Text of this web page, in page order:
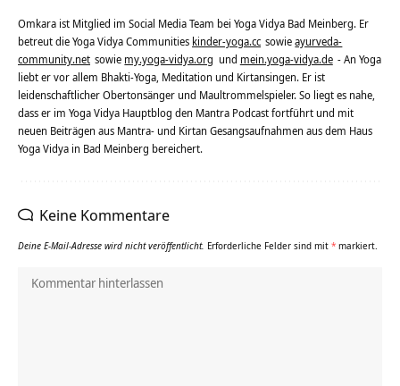
Omkara ist Mitglied im Social Media Team bei Yoga Vidya Bad Meinberg. Er
betreut die Yoga Vidya Communities kinder-yoga.cc sowieayurveda-
community.net sowie my.yoga-vidya.org und mein.yoga-vidya.de - An Yoga
liebt er vor allem Bhakti-Yoga, Meditation und Kirtansingen. Er ist
leidenschaftlicher Obertonsänger und Maultrommelspieler. So liegt es nahe,
dass er im Yoga Vidya Hauptblog den Mantra Podcast fortführt und mit
neuen Beiträgen aus Mantra- und Kirtan Gesangsaufnahmen aus dem Haus
Yoga Vidya in Bad Meinberg bereichert.
Keine Kommentare
Deine E-Mail-Adresse wird nicht veröffentlicht. Erforderliche Felder sind mit * markiert.